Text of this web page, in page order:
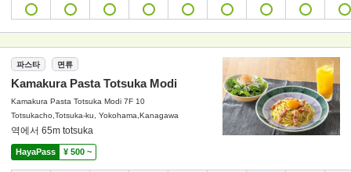
파스타 면류
Kamakura Pasta Totsuka Modi
Kamakura Pasta Totsuka Modi 7F 10
Totsukacho,Totsuka-ku, Yokohama,Kanagawa
역에서 65m totsuka
HayaPass ¥ 500 ~